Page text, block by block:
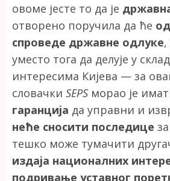
овоме јесте то да је
отворено поручила да ће
спроведе државне одлуке,
уместо тога да делује у
интересима Кијева — за
словачки SEPS морао је
гаранција да управни и
неће сносити последице
тешко може тумачити
издаја националних
подривање уставног